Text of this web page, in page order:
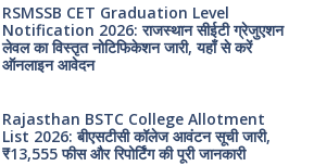
RSMSSB CET Graduation Level
Notification 2026: राजस्थान सीईटी ग्रेजुएशन
लेवल का विस्तृत नोटिफिकेशन जारी, यहाँ से करें
ऑनलाइन आवेदन
Rajasthan BSTC College Allotment
List 2026: बीएसटीसी कॉलेज आवंटन सूची जारी,
₹13,555 फीस और रिपोर्टिंग की पूरी जानकारी